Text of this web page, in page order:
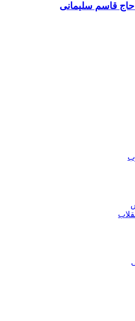
قاسم سلیمانی